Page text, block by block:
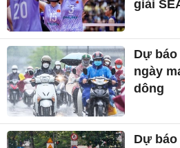
giải
Dự
ngày
dông
Dự